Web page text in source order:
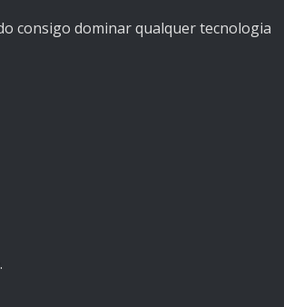
consigo dominar qualquer tecnologia